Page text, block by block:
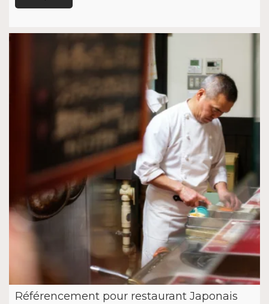
Référencement pour restaurant Japonais